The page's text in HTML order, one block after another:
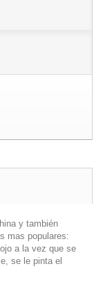
y también
mas populares:
a la vez que se
se le pinta el